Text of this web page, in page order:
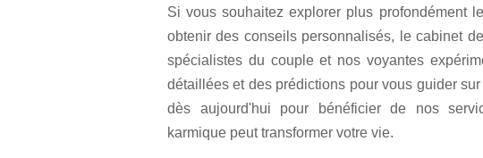
Si vous souhaitez explorer plus profondément
obtenir des conseils personnalisés, le cabinet
spécialistes du couple et nos voyantes
détaillées et des prédictions pour vous guider
dès aujourd'hui pour bénéficier de nos
karmique peut transformer votre vie.